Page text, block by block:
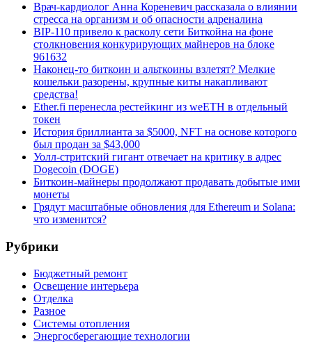
Врач-кардиолог Анна Кореневич рассказала о влиянии
стресса на организм и об опасности адреналина
BIP-110 привело к расколу сети Биткойна на фоне
столкновения конкурирующих майнеров на блоке
961632
Наконец-то биткоин и альткоины взлетят? Мелкие
кошельки разорены, крупные киты накапливают
средства!
Ether.fi перенесла рестейкинг из weETH в отдельный
токен
История бриллианта за $5000, NFT на основе которого
был продан за $43,000
Уолл-стритский гигант отвечает на критику в адрес
Dogecoin (DOGE)
Биткоин-майнеры продолжают продавать добытые ими
монеты
Грядут масштабные обновления для Ethereum и Solana:
что изменится?
Рубрики
Бюджетный ремонт
Освещение интерьера
Отделка
Разное
Системы отопления
Энергосберегающие технологии